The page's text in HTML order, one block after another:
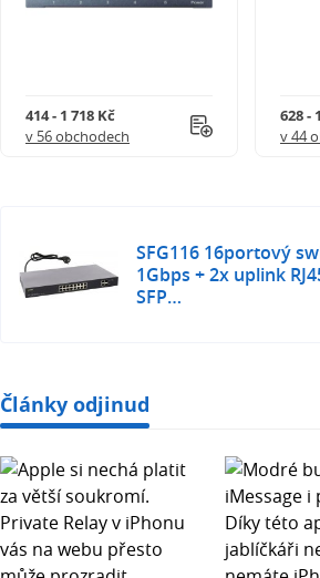
414 - 1 718 Kč
v 56 obchodech
628 -
v 44
SFG116 16portový
1Gbps + 2x uplink
SFP…
Články odjinud